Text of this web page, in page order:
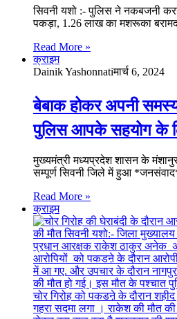
सिवनी यशो :- पुलिस ने नकबजनी
पकड़ा, 1.26 लाख का मशरूका
Read More »
क्राइम
Dainik Yashonnatiमार्च 6, 2024
बेबाक होकर अपनी
पुलिस आपके सहयोग के
मुख्यमंत्री मध्यप्रदेश शासन के
सम्पूर्ण सिवनी जिले में हुआ
Read More »
क्राइम